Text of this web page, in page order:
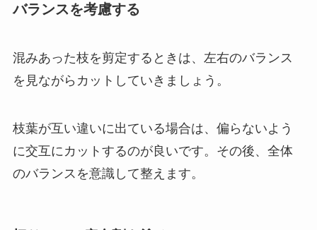
バランスを考慮する
混みあった枝を剪定するときは、 左右のバランス
を見ながらカットしていきましょう 。
枝葉が互い違いに出ている場合は、偏らないよう
に交互にカットするのが良いです。その後、全体
のバランスを意識して整えます。